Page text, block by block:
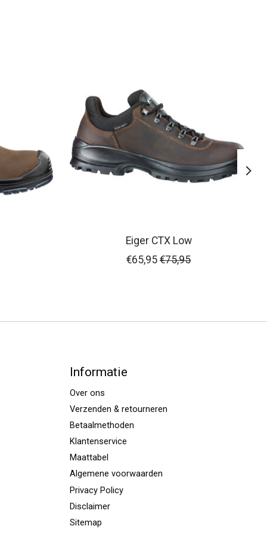
Eiger CTX Low
€65,95 €75,95
Informatie
Over ons
Verzenden & retourneren
Betaalmethoden
Klantenservice
Maattabel
Algemene voorwaarden
Privacy Policy
Disclaimer
Sitemap